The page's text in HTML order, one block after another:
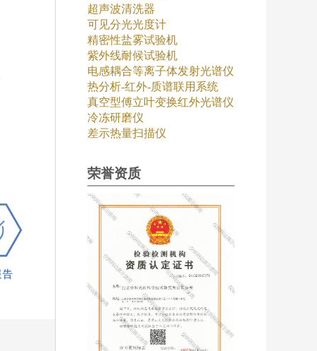
超声波清洗器
可见分光光度计
精密性盐雾试验机
紫外线耐候试验机
电感耦合等离子体发射光谱仪
热分析-红外-质谱联用系统
真空型傅立叶变换红外光谱仪
冷冻研磨仪
差示热量扫描仪
荣誉资质